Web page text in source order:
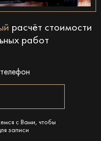
расчёт стоимости
работ
с Вами, чтобы
записи